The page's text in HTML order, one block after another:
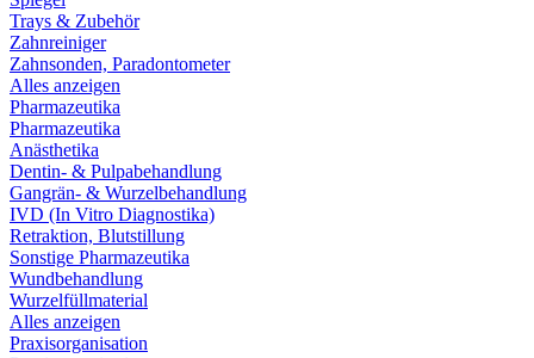
Trays & Zubehör
Zahnreiniger
Zahnsonden, Paradontometer
Alles anzeigen
Pharmazeutika
Pharmazeutika
Anästhetika
Dentin- & Pulpabehandlung
Gangrän- & Wurzelbehandlung
IVD (In Vitro Diagnostika)
Retraktion, Blutstillung
Sonstige Pharmazeutika
Wundbehandlung
Wurzelfüllmaterial
Alles anzeigen
Praxisorganisation